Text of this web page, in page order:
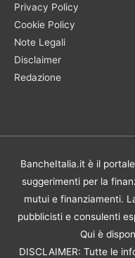
Privacy Policy
Cookie Policy
Note Legali
Disclaimer
Redazione
BancheItalia.it è il
suggerimenti per la
mutui e finanziamenti.
pubblicisti e consulenti
Qui è
DISCLAIMER: Tutte le